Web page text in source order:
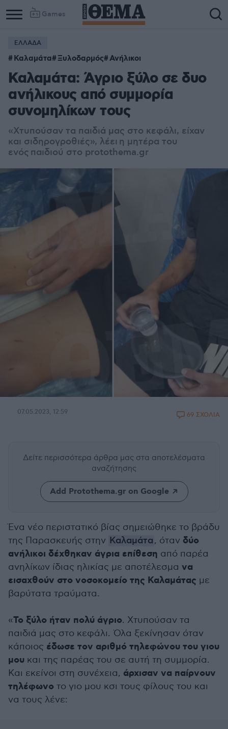
Games
ΕΛΛΑΔΑ
Καλαμάτα Ξυλοδαρμός Ανήλικοι
Καλαμάτα: Άγριο ξύλο σε δυο
ανήλικους από συμμορία
συνομηλίκων τους
«Χτυπούσαν τα παιδιά μας στο κεφάλι, είχαν
και σιδηρογροθιές», λέει η μητέρα του
ενός παιδιού στο protothema.gr
07.05.2023, 12:59 69 ΣΧΟΛΙΑ
Δείτε περισσότερα άρθρα μας στα αποτελέσματα
αναζήτησης
Add Protothema.gr on Google
Ένα νέο περιστατικό βίας σημειώθηκε το βράδυ
της Παρασκευής στην Καλαμάτα, όταν δύο
ανήλικοι δέχθηκαν άγρια επίθεση από παρέα
ανηλίκων ίδιας ηλικίας με αποτέλεσμα να
εισαχθούν στο νοσοκομείο της Καλαμάτας με
βαρύτατα τραύματα.
«Το ξύλο ήταν πολύ άγριο. Χτυπούσαν τα
παιδιά μας στο κεφάλι. Όλα ξεκίνησαν όταν
κάποιος έδωσε τον αριθμό τηλεφώνου του γιου
μου και της παρέας του σε αυτή τη συμμορία.
Και εκείνοι στη συνέχεια, άρχισαν να παίρνουν
τηλέφωνο το γιο μου κσι τους φίλους του και
να τους λένε: